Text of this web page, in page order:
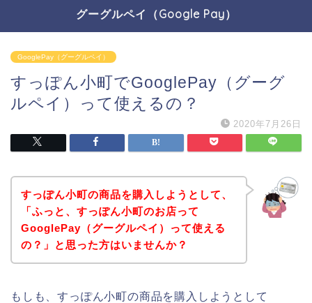
グーグルペイ（Google Pay）
GooglePay（グーグルペイ）
すっぽん小町でGooglePay（グーグ
ルペイ）って使えるの？
2020年7月26日
すっぽん小町の商品を購入しようとして、
「ふっと、すっぽん小町のお店って
GooglePay（グーグルペイ）って使える
の？」と思った方はいませんか？
もしも、すっぽん小町の商品を購入しようとして